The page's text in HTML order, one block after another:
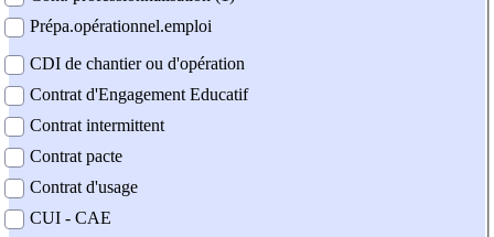
Prépa.opérationnel.emploi
CDI de chantier ou d'opération
Contrat d'Engagement Educatif
Contrat intermittent
Contrat pacte
Contrat d'usage
CUI - CAE